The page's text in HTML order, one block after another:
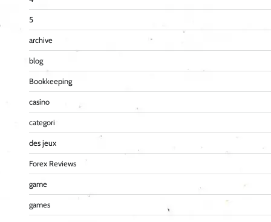
5
archive
blog
Bookkeeping
casino
categori
des jeux
Forex Reviews
game
games